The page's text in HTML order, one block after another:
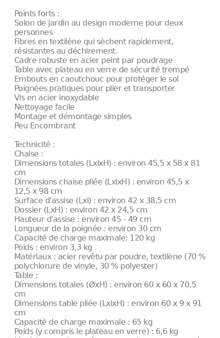
Points forts :
Solon de jardin au design moderne pour deux
personnes
Fibres en textilène qui sèchent rapidement,
résistantes au déchirement.
Cadre robuste en acier peint par poudrage
Table avec plateau en verre de sécurité trempé
Embouts en caoutchouc pour protéger le sol
Poignées pratiques pour plier et transporter
Vis en acier inoxydable
Nettoyage facile
Montage et démontage simples
Peu Encombrant
Technicité :
Chaise :
Dimensions totales (LxlxH) : environ 45,5 x 58 x 81
cm
Dimensions chaise pliée (LxlxH) : environ 45,5 x
12,5 x 98 cm
Surface d'assise (Lxl) : environ 42 x 38,5 cm
Dossier (LxH) : environ 42 x 24,5 cm
Hauteur d'assise : environ 45 - 49 cm
Longueur de la poignée : environ 30 cm
Capacité de charge maximale: 120 kg
Poids : environ 3,3 kg
Matériaux : acier revêtu par poudre, textilène (70 %
polychlorure de vinyle, 30 % polyester)
Table :
Dimensions totales (ØxH) : environ 60 x 60 x 70,5
cm
Dimensions table pliée (LxlxH) : environ 60 x 9 x 91
cm
Capacité de charge maximale : 65 kg
Poids (y compris le plateau en verre) : 6,6 kg